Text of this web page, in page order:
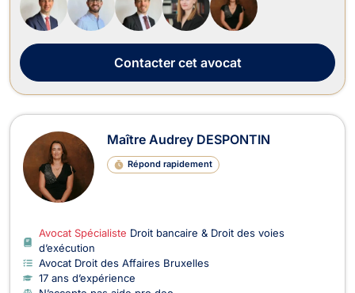
Successions, Droit Commercia...
Contactercet avocat
Maître Audrey DESPONTIN
Répond rapidement
Avocat Spécialiste Droit bancaire & Droit des voies
d’exécution
Avocat Droit des Affaires Bruxelles
17 ans d’expérience